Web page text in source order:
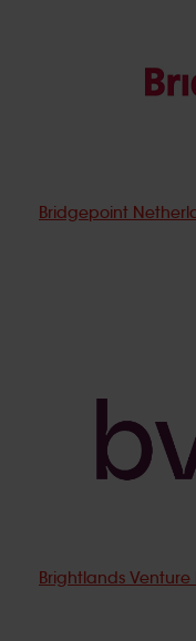
Bridgepoint
Brightlands Venture